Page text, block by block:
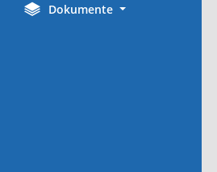
Dokumente